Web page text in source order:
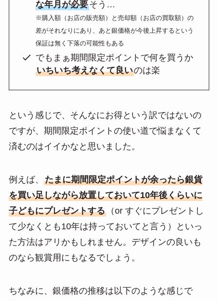
な年月が必要そう…
※購入額（お店の販売額）と売却額（お店の買取額）の
差がそれなりにあり、あと銀価格が今後上昇するという
保証は無く下落の可能性もある
でもまぁ期間限定ポイントで何を買うか
いちいち考えなくて良いのは楽
という感じで、そんなにお得という訳ではないの
ですが、期間限定ポイントの使い道で悩まなくて
済むのはイイかなと思いました。
例えば、 たまに期間限定ポイントが余ったら銀貨
を買い足しながら放置しておいて10年後くらいに
子どもにプレゼントする（or すぐにプレゼントし
て少なくとも10年は持っておいてと言う）といっ
た方法はアリかもしれません。デザインの良いも
のなら観賞用にもなるでしょう。
ちなみに、銀価格の推移は以下のような感じで